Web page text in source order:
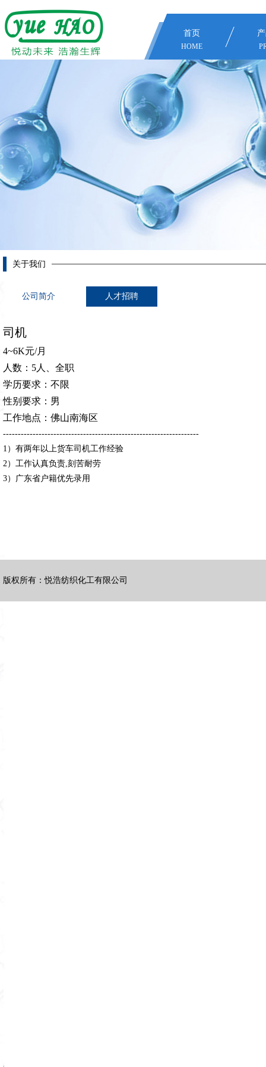
首页
HOME
关于我们
公司简介 人才招聘
司机
4~6K元/月
人数：5人、全职
学历要求：不限
性别要求：男
工作地点：佛山南海区
------------------------------------------------------------------
1）有两年以上货车司机工作经验
2）工作认真负责,刻苦耐劳
3）广东省户籍优先录用
版权所有：悦浩纺织化工有限公司